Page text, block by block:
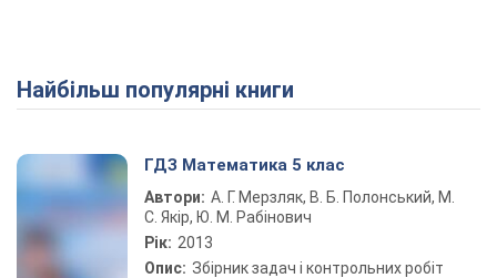
Найбільш популярні книги
ГДЗ Математика 5 клас
Автори: А. Г. Мерзляк, В. Б. Полонський, М.
С. Якір, Ю. М. Рабінович
Рік: 2013
Опис: Збірник задач і контрольних робіт